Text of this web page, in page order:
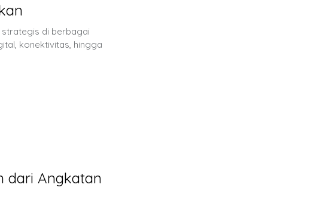
strategis di berbagai
konektivitas, hingga
dari Angkatan